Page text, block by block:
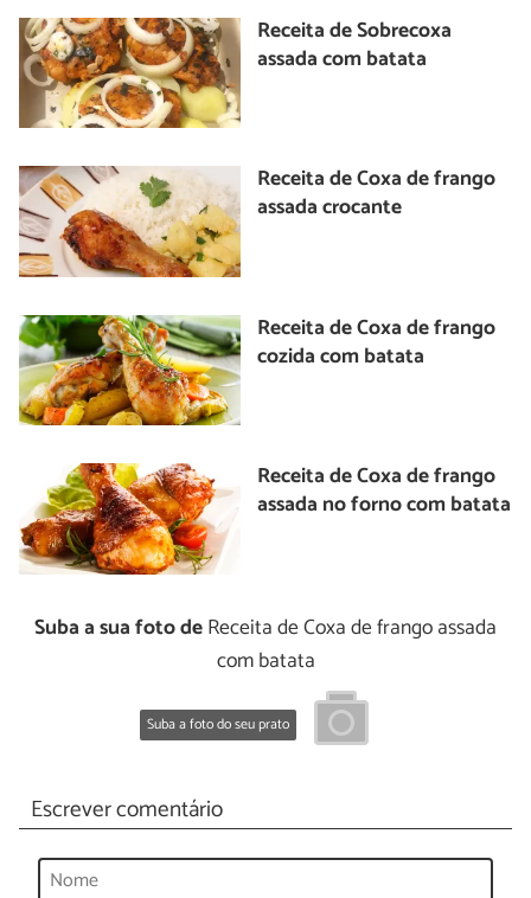
Receita de Sobrecoxa
assada com batata
Receita de Coxa de frango
assada crocante
Receita de Coxa de frango
cozida com batata
Receita de Coxa de frango
assada no forno com batata
Suba a sua foto deReceita de Coxa de frango assada
com batata
Suba a foto do seu prato
Escrever comentário